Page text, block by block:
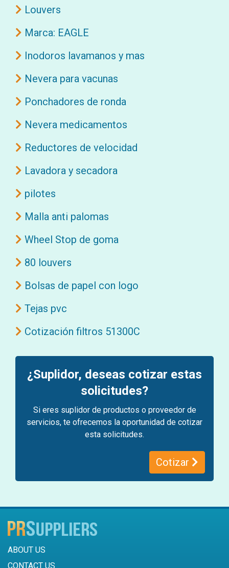
Louvers
Marca: EAGLE
Inodoros lavamanos y mas
Nevera para vacunas
Ponchadores de ronda
Nevera medicamentos
Reductores de velocidad
Lavadora y secadora
pilotes
Malla anti palomas
Wheel Stop de goma
80 louvers
Bolsas de papel con logo
Tejas pvc
Cotización filtros 51300C
¿Suplidor, deseas cotizar estas
solicitudes?
Si eres suplidor de productos o proveedor de
servicios, te ofrecemos la oportunidad de cotizar
esta solicitudes.
Cotizar
ABOUT US
CONTACT US